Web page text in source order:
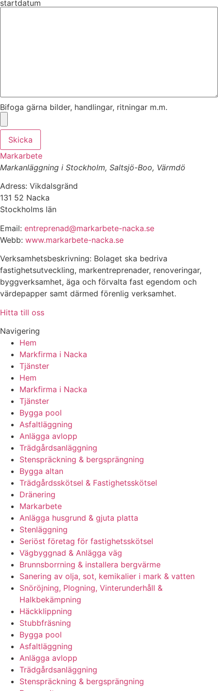
startdatum
Bifoga gärna bilder, handlingar, ritningar m.m.
Skicka
Markarbete
Markanläggning i Stockholm, Saltsjö-Boo, Värmdö
Adress: Vikdalsgränd
131 52 Nacka
Stockholms län
Email: entreprenad@markarbete-nacka.se
Webb: www.markarbete-nacka.se
Verksamhetsbeskrivning: Bolaget ska bedriva
fastighetsutveckling, markentreprenader, renoveringar,
byggverksamhet, äga och förvalta fast egendom och
värdepapper samt därmed förenlig verksamhet.
Hitta till oss
Navigering
Hem
Markfirma i Nacka
Tjänster
Hem
Markfirma i Nacka
Tjänster
Bygga pool
Asfaltläggning
Anlägga avlopp
Trädgårdsanläggning
Stenspräckning & bergsprängning
Bygga altan
Trädgårdsskötsel & Fastighetsskötsel
Dränering
Markarbete
Anlägga husgrund & gjuta platta
Stenläggning
Seriöst företag för fastighetsskötsel
Vägbyggnad & Anlägga väg
Brunnsborrning & installera bergvärme
Sanering av olja, sot, kemikalier i mark & vatten
Snöröjning, Plogning, Vinterunderhåll &
Halkbekämpning
Häckklippning
Stubbfräsning
Bygga pool
Asfaltläggning
Anlägga avlopp
Trädgårdsanläggning
Stenspräckning & bergsprängning